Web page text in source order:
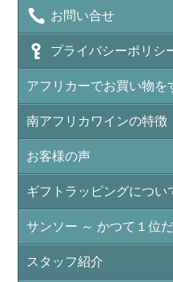
お問い合せ
プライバシーポリシ
アフリカーでお買い物を
南アフリカワインの特徴
お客様の声
ギフトラッピングについ
サンソー ～ かつて１位
スタッフ紹介